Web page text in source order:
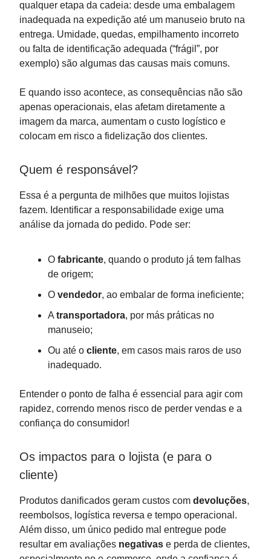
qualquer etapa da cadeia: desde uma embalagem
inadequada na expedição até um manuseio bruto na
entrega. Umidade, quedas, empilhamento incorreto
ou falta de identificação adequada (“frágil”, por
exemplo) são algumas das causas mais comuns.
E quando isso acontece, as consequências não são
apenas operacionais, elas afetam diretamente a
imagem da marca, aumentam o custo logístico e
colocam em risco a fidelização dos clientes.
Quem é responsável?
Essa é a pergunta de milhões que muitos lojistas
fazem. Identificar a responsabilidade exige uma
análise da jornada do pedido. Pode ser:
O fabricante, quando o produto já tem falhas
de origem;
O vendedor, ao embalar de forma ineficiente;
A transportadora, por más práticas no
manuseio;
Ou até o cliente, em casos mais raros de uso
inadequado.
Entender o ponto de falha é essencial para agir com
rapidez, correndo menos risco de perder vendas e a
confiança do consumidor!
Os impactos para o lojista (e para o
cliente)
Produtos danificados geram custos com devoluções,
reembolsos, logística reversa e tempo operacional.
Além disso, um único pedido mal entregue pode
resultar em avaliações negativas e perda de clientes,